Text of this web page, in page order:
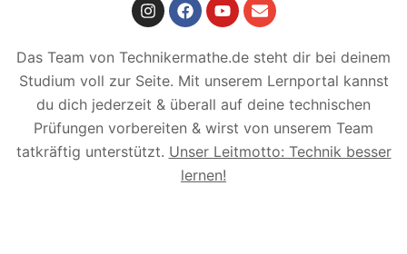
Das Team von Technikermathe.de steht dir bei deinem
Studium voll zur Seite. Mit unserem Lernportal kannst
du dich jederzeit & überall auf deine technischen
Prüfungen vorbereiten & wirst von unserem Team
tatkräftig unterstützt. Unser Leitmotto: Technik besser
lernen!